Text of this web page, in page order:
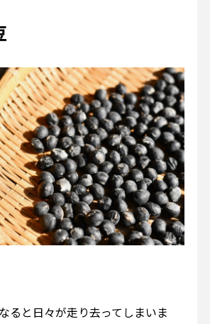
ると日々が走り去ってしまいま